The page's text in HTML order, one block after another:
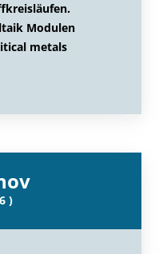
Modulen
metals
)